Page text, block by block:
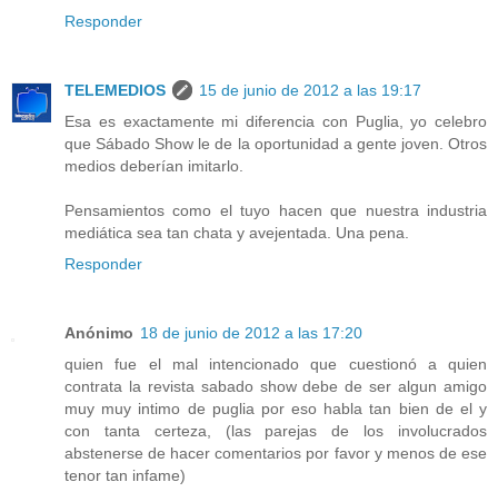
Responder
TELEMEDIOS
15 de junio de 2012 a las 19:17
Esa es exactamente mi diferencia con Puglia, yo celebro
que Sábado Show le de la oportunidad a gente joven. Otros
medios deberían imitarlo.
Pensamientos como el tuyo hacen que nuestra industria
mediática sea tan chata y avejentada. Una pena.
Responder
Anónimo 18 de junio de 2012 a las 17:20
quien fue el mal intencionado que cuestionó a quien
contrata la revista sabado show debe de ser algun amigo
muy muy intimo de puglia por eso habla tan bien de el y
con tanta certeza, (las parejas de los involucrados
abstenerse de hacer comentarios por favor y menos de ese
tenor tan infame)